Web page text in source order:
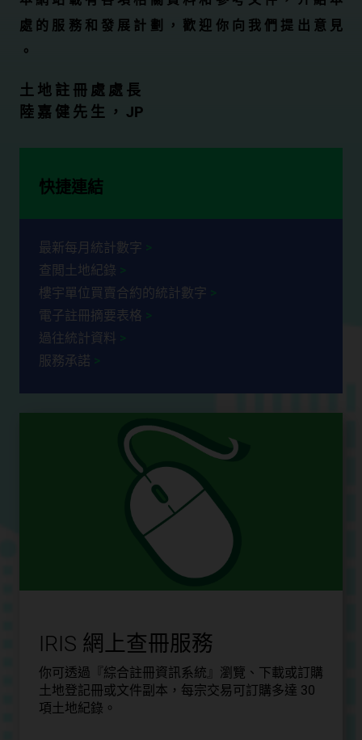
處 的 服 務 和 發 展 計 劃 ， 歡 迎 你 向 我 們 提 出 意 見
。
土 地 註 冊 處 處 長
陸 嘉 健 先 生 ， JP
快捷連結
最新每月統計數字
查閲土地紀錄
樓宇單位買賣合約的統計數字
電子註冊摘要表格
過往統計資料
服務承諾
IRIS 網上查冊服務
你可透過『綜合註冊資訊系統』瀏覽、下載或訂購
土地登記冊或文件副本，每宗交易可訂購多達 30
項土地紀錄。